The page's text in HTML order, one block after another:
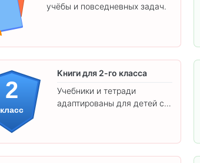
учёбы и повседневных задач.
2
класс
Книги для 2-го класса
Учебники и тетради
адаптированы для детей с